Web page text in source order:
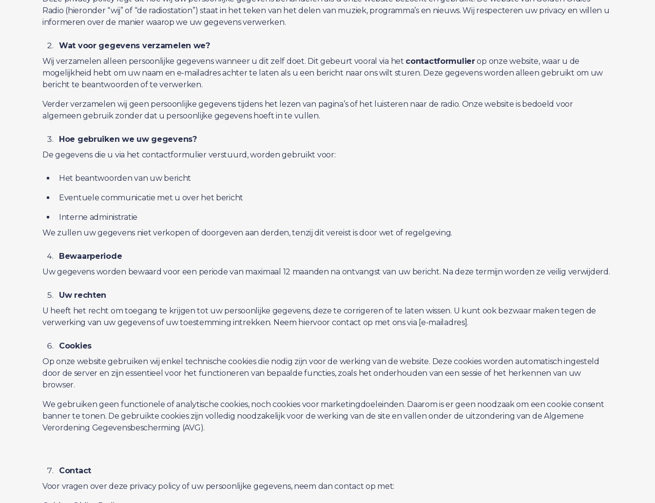
Radio (hieronder “wij” of “de radiostation”) staat in het teken van het delen van muziek, programma’s en nieuws. Wij respecteren uw privacy en willen u
informeren over de manier waarop we uw gegevens verwerken.
Wat voor gegevens verzamelen we?
Wij verzamelen alleen persoonlijke gegevens wanneer u dit zelf doet. Dit gebeurt vooral via het contactformulierop onze website, waar u de
mogelijkheid hebt om uw naam en e-mailadres achter te laten als u een bericht naar ons wilt sturen. Deze gegevens worden alleen gebruikt om uw
bericht te beantwoorden of te verwerken.
Verder verzamelen wij geen persoonlijke gegevens tijdens het lezen van pagina’s of het luisteren naar de radio. Onze website is bedoeld voor
algemeen gebruik zonder dat u persoonlijke gegevens hoeft in te vullen.
Hoe gebruiken we uw gegevens?
De gegevens die u via het contactformulier verstuurd, worden gebruikt voor:
Het beantwoorden van uw bericht
Eventuele communicatie met u over het bericht
Interne administratie
We zullen uw gegevens niet verkopen of doorgeven aan derden, tenzij dit vereist is door wet of regelgeving.
Bewaarperiode
Uw gegevens worden bewaard voor een periode van maximaal 12 maanden na ontvangst van uw bericht. Na deze termijn worden ze veilig verwijderd.
Uw rechten
U heeft het recht om toegang te krijgen tot uw persoonlijke gegevens, deze te corrigeren of te laten wissen. U kunt ook bezwaar maken tegen de
verwerking van uw gegevens of uw toestemming intrekken. Neem hiervoor contact op met ons via [e-mailadres].
Cookies
Op onze website gebruiken wij enkel technische cookies die nodig zijn voor de werking van de website. Deze cookies worden automatisch ingesteld
door de server en zijn essentieel voor het functioneren van bepaalde functies, zoals het onderhouden van een sessie of het herkennen van uw
browser.
We gebruiken geen functionele of analytische cookies, noch cookies voor marketingdoeleinden. Daarom is er geen noodzaak om een cookie consent
banner te tonen. De gebruikte cookies zijn volledig noodzakelijk voor de werking van de site en vallen onder de uitzondering van de Algemene
Verordening Gegevensbescherming (AVG).
Contact
Voor vragen over deze privacy policy of uw persoonlijke gegevens, neem dan contact op met: